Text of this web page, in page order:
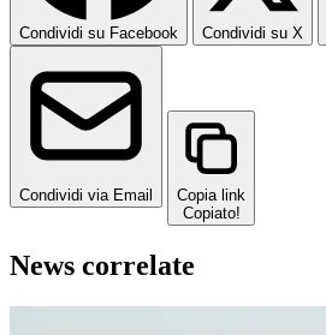
Condividi su Facebook Condividi su X
Condividi via Email
Copia link
Copiato!
News correlate